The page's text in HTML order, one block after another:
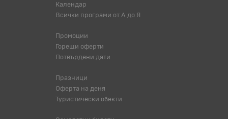
Календар
Всички програми от А до Я
Промоции
Горещи оферти
Потвърдени дати
Празници
Оферта на деня
Туристически обекти